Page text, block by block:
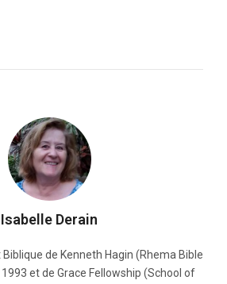
Isabelle Derain
Biblique de Kenneth Hagin (Rhema Bible
et de Grace Fellowship (School of